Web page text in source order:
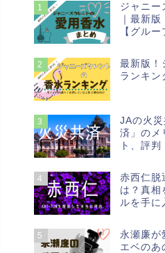
1
ジャニー
｜最新
【グルー
2
最新版！
ランキン
3
JAの火
済」のメ
ト、評
4
赤西仁脱
は？真相
ルを手に
5
永瀬廉が
エベのあ